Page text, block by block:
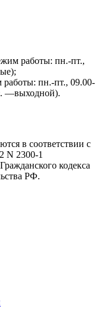
работы: пн.-пт.,
работы: пн.-пт., 09.00-
—выходной).
в соответствии с
N 2300-1
кодекса
РФ.